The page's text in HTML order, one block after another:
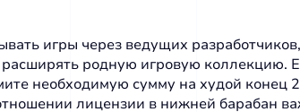
игры через ведущих
расширять родную игровую коллекцию.
необходимую сумму на худой
лицензии в нижней барабан